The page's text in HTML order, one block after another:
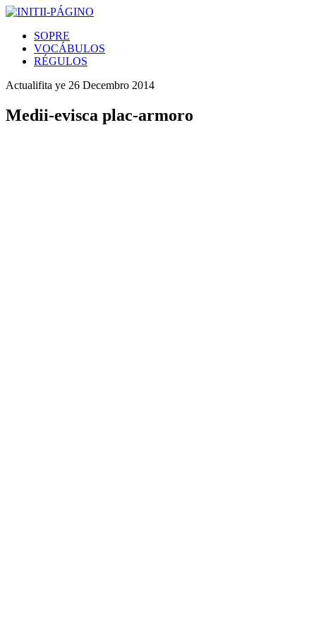
SOPRE
VOCÁBULOS
RÉGULOS
Actualifita ye 26 Decembro 2014
Medii-evisca plac-armoro